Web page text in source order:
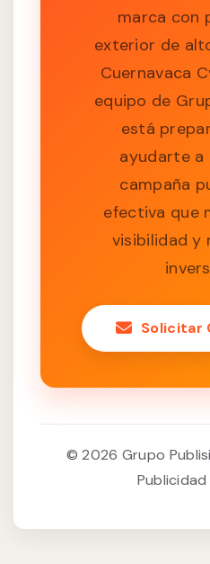
marca con
exterior de
Cuernavaca
equipo de
está
ayudarte a
campaña
efectiva que
visibilidad y
Solicitar
© 2026 Grupo